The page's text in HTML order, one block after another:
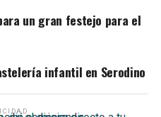
un gran festejo para el
infantil en Serodino